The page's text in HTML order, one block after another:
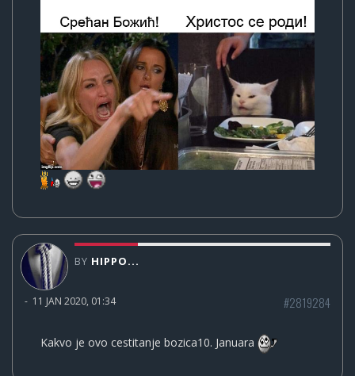
BY HIPPO...
- 11 JAN 2020, 01:34 #2819284
Kakvo je ovo cestitanje bozica10. Januara